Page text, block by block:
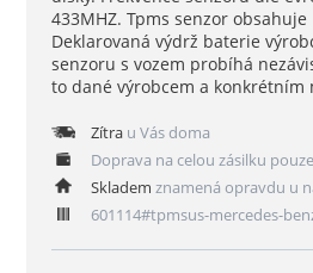
433MHZ. Tpms senzor obsahuje
Deklarovaná výdrž baterie
senzoru s vozem probíhá
to dané výrobcem a konkrétním
Zítrau Vás doma
Doprava na celou zásilku pouze
Skladem znamená opravdu u
601114#tpmsus-mercedes-